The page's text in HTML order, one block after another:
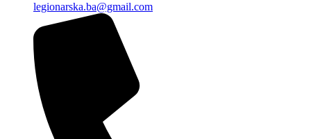
legionarska.ba@gmail.com